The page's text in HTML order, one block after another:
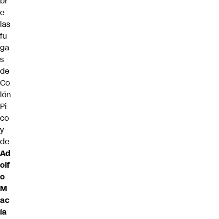
e
las
fu
ga
s
de
Co
lón
Pi
co
y
de
Ad
olf
o
M
ac
ía